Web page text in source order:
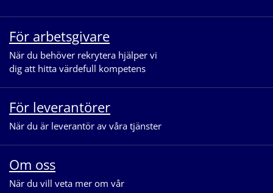
För arbetsgivare
När du behöver rekrytera hjälper vi
dig att hitta värdefull kompetens
För leverantörer
När du är leverantör av våra tjänster
Om oss
När du vill veta mer om vår